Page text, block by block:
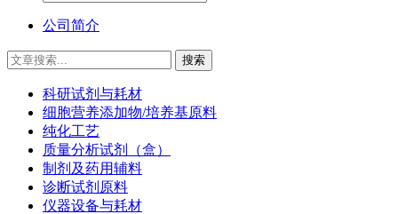
公司简介
科研试剂与耗材
细胞营养添加物/培养基原料
纯化工艺
质量分析试剂（盒）
制剂及药用辅料
诊断试剂原料
仪器设备与耗材